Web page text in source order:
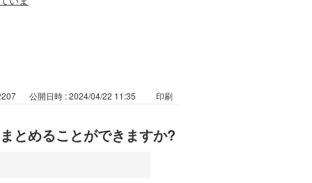
公開日時 : 2024/04/22 11:35 印刷
とめることができますか?